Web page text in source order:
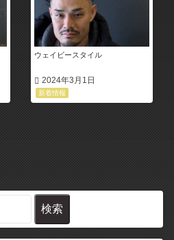
ウェイビースタイル
2024年3月1日
新着情報